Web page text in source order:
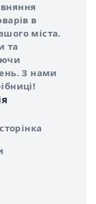
в
міста.
та
З нами